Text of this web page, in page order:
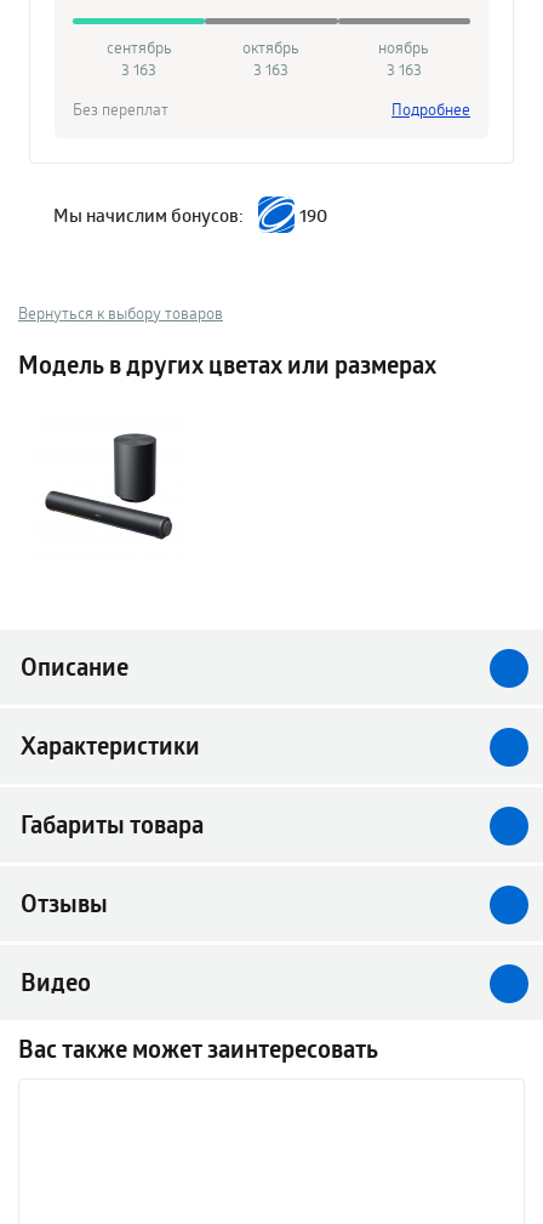
сентябрь
3 163
октябрь
3 163
ноябрь
3 163
Без переплат
Подробнее
Мы начислим бонусов: 190
Вернуться к выбору товаров
Модель в других цветах или размерах
Описание
Характеристики
Габариты товара
Отзывы
Видео
Вас также может заинтересовать